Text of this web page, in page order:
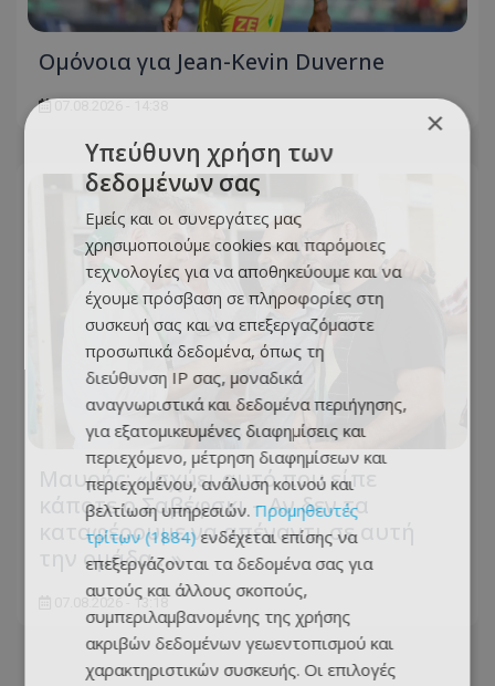
Ομόνοια για Jean-Kevin Duverne
Μαυρής: «Ισχύει αυτό που είπε
κάποτε ο Σαβέφσκι – Αν δεν τα
καταφέρουμε να απέναντι σε αυτή
την ομάδα…»
07.08.2026 - 13:18
×
Υπεύθυνη χρήση των
δεδομένων σας
Εμείς και οι συνεργάτες μας
χρησιμοποιούμε cookies και παρόμοιες
τεχνολογίες για να αποθηκεύουμε και να
έχουμε πρόσβαση σε πληροφορίες στη
συσκευή σας και να επεξεργαζόμαστε
προσωπικά δεδομένα, όπως τη
διεύθυνση IP σας, μοναδικά
αναγνωριστικά και δεδομένα περιήγησης,
για εξατομικευμένες διαφημίσεις και
περιεχόμενο, μέτρηση διαφημίσεων και
περιεχομένου, ανάλυση κοινού και
βελτίωση υπηρεσιών. Προμηθευτές
τρίτων (1884)ενδέχεται επίσης να
επεξεργάζονται τα δεδομένα σας για
αυτούς και άλλους σκοπούς,
συμπεριλαμβανομένης της χρήσης
ακριβών δεδομένων γεωεντοπισμού και
χαρακτηριστικών συσκευής. Οι επιλογές